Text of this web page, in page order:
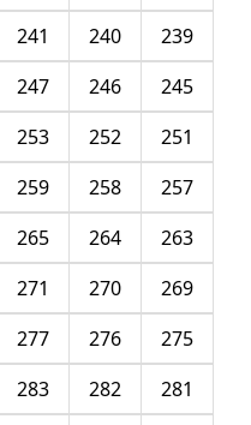
239
240
241
245
246
247
251
252
253
257
258
259
263
264
265
269
270
271
275
276
277
281
282
283